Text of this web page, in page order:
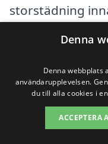
storstädning
renovering
så är det
som erbjuder
kontakt med
Denna
Denna webbplats
användarupplevelsen.
du till alla cookies i
ACCEPTERA